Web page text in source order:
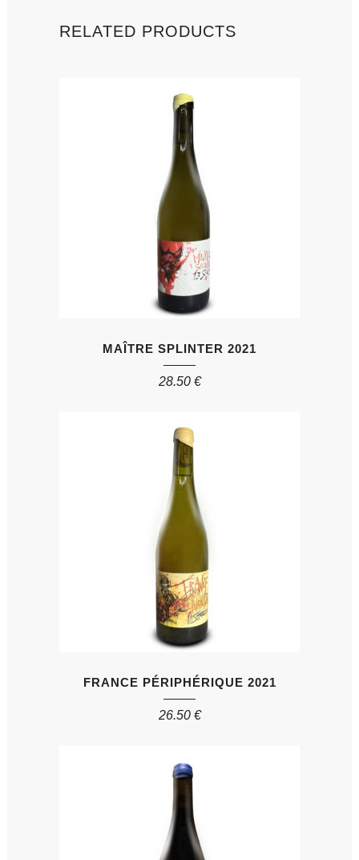
RELATED PRODUCTS
MAÎTRE SPLINTER 2021
28.50 €
FRANCE PÉRIPHÉRIQUE 2021
26.50 €